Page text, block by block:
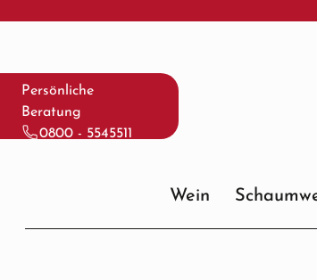
Hauptinhalt springen
Zur Suche springen
Zur Hauptnavigation springen
Persönliche
Beratung
0800 - 5545511
Wein